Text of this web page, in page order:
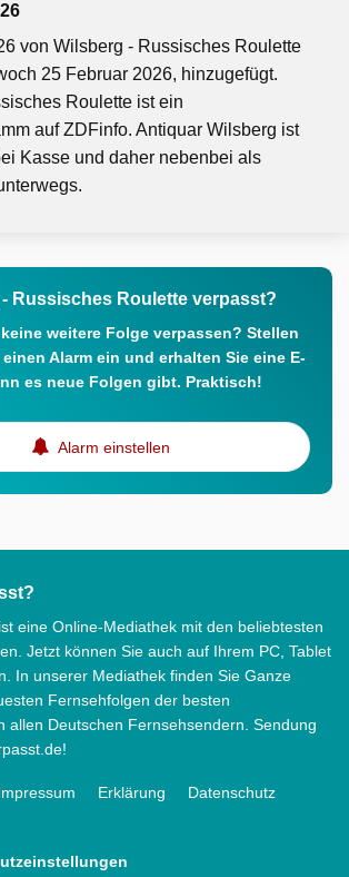
von Wilsberg - Russisches Roulette
25 Februar 2026, hinzugefügt.
Roulette ist ein
auf ZDFinfo. Antiquar Wilsberg ist
Kasse und daher nebenbei als
Russisches Roulette verpasst?
weitere Folge verpassen? Stellen
Alarm ein und erhalten Sie eine E-
es neue Folgen gibt. Praktisch!
Alarm einstellen
eine Online-Mediathek mit den beliebtesten
Jetzt können Sie auch auf Ihrem PC, Tablet
In unserer Mediathek finden Sie Ganze
Fernsehfolgen der besten
allen Deutschen Fernsehsendern. Sendung
Erklärung
Datenschutz